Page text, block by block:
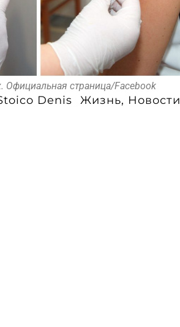
Официальная страница/Facebook
Denis Жизнь, Новости